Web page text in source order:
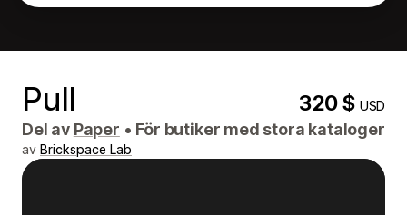
Pull 320 $USD
Del av Paper • För butiker med stora kataloger
av Brickspace Lab